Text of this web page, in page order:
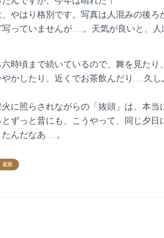
やはり格別です。写真は人混みの後ろ
っていませんが……。天気が良いと、
時頃まで続いているので、舞を見たり
かしたり、近くでお茶飲んだり……久
に照らされながらの「抜頭」は、本当
ずっと昔にも、こうやって、同じ夕日
んだなあ……。
近況